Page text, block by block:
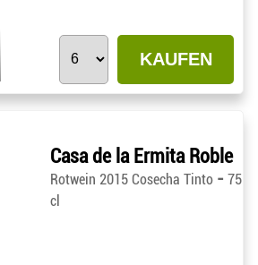
KAUFEN
Casa de la Ermita Roble
Rotwein 2015 Cosecha Tinto -75
cl